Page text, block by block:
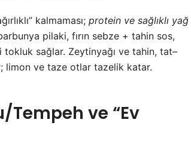
kalmaması; protein ve sağlıklı yağ
pilaki, fırın sebze + tahin sos,
sağlar. Zeytinyağı ve tahin, tat–
limon ve taze otlar tazelik katar.
Tempeh ve “Ev